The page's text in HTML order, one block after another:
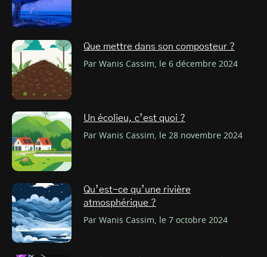
Que mettre dans son composteur ?
Par Wanis Cassim, le 6 décembre 2024
Un écolieu, c’est quoi ?
Par Wanis Cassim, le 28 novembre 2024
Qu’est-ce qu’une rivière
atmosphérique ?
Par Wanis Cassim, le 7 octobre 2024